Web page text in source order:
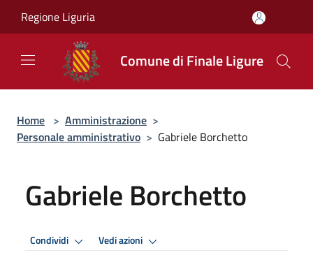
Regione Liguria
Comune di Finale Ligure
Home > Amministrazione >
Personale amministrativo > Gabriele Borchetto
Gabriele Borchetto
Condividi Vedi azioni